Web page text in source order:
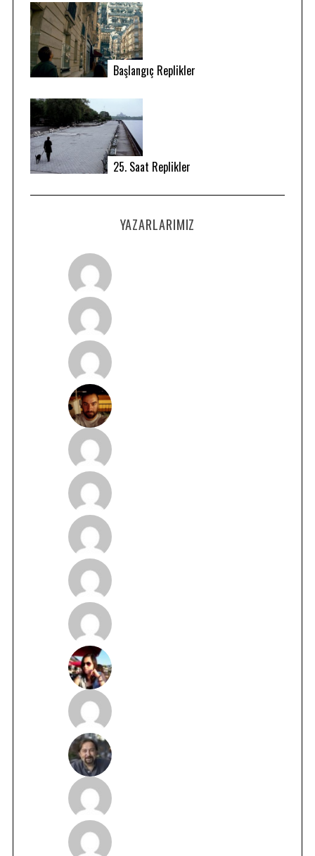
Başlangıç Replikler
25. Saat Replikler
YAZARLARIMIZ
e
a
r
c
h
o
: